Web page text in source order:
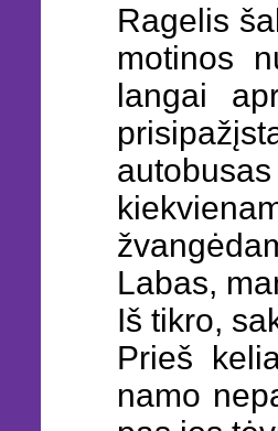
Ragelis
motinos
langai
Labas,
Iš tikro,
Prieš
namo